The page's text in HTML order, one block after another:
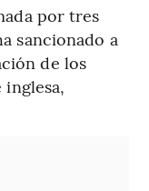
por tres
sancionado a
de los